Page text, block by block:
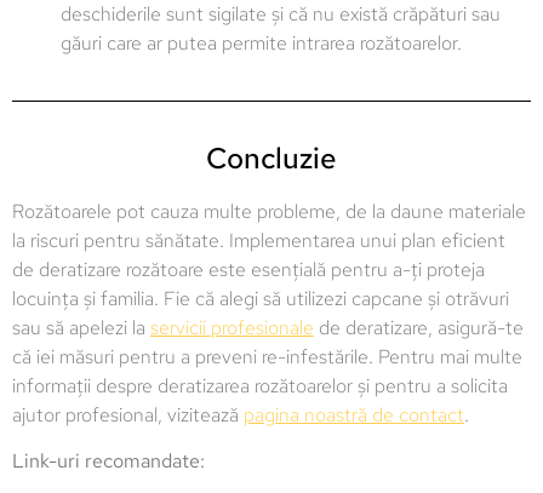
deschiderile sunt sigilate și că nu există crăpături sau
găuri care ar putea permite intrarea rozătoarelor.
Concluzie
Rozătoarele pot cauza multe probleme, de la daune materiale
la riscuri pentru sănătate. Implementarea unui plan eficient
de deratizare rozătoare este esențială pentru a-ți proteja
locuința și familia. Fie că alegi să utilizezi capcane și otrăvuri
sau să apelezi la servicii profesionale de deratizare, asigură-te
că iei măsuri pentru a preveni re-infestările. Pentru mai multe
informații despre deratizarea rozătoarelor și pentru a solicita
ajutor profesional, vizitează pagina noastră de contact.
Link-uri recomandate: